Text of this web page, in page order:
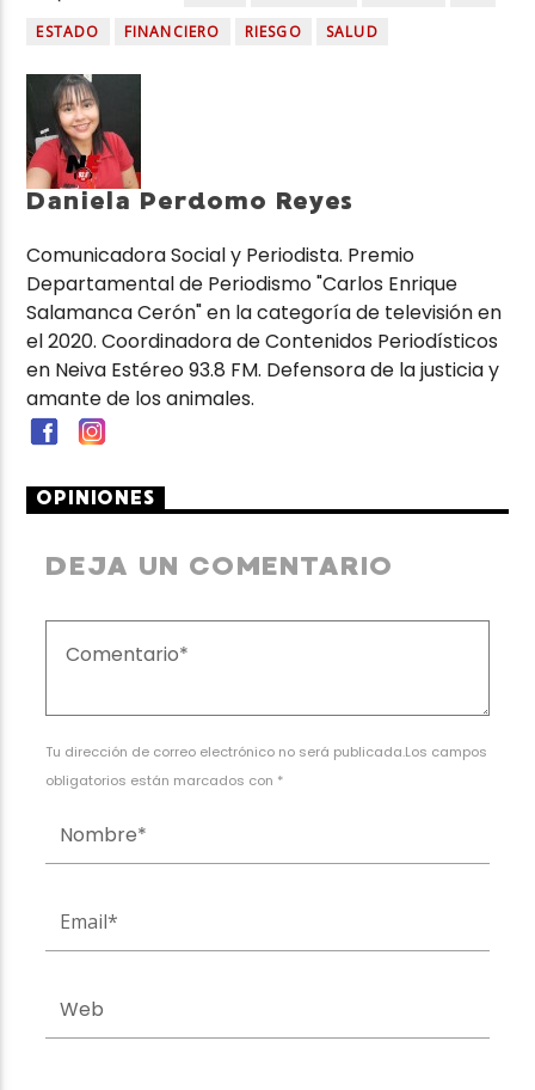
ESTADO
FINANCIERO RIESGO SALUD
Daniela Perdomo Reyes
Comunicadora Social y Periodista. Premio
Departamental de Periodismo "Carlos Enrique
Salamanca Cerón" en la categoría de televisión en
el 2020. Coordinadora de Contenidos Periodísticos
en Neiva Estéreo 93.8 FM. Defensora de la justicia y
amante de los animales.
OPINIONES
DEJA UN COMENTARIO
Tu dirección de correo electrónico no será publicada.Los campos
obligatorios están marcados con *